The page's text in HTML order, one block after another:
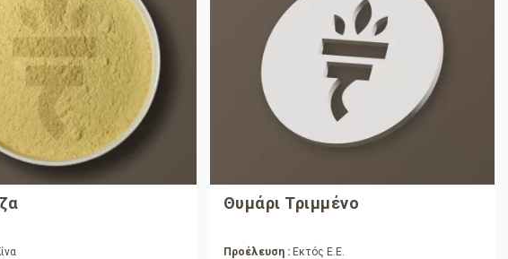
Θυμάρι Τριμμένο
Προέλευση :Εκτός Ε.Ε.